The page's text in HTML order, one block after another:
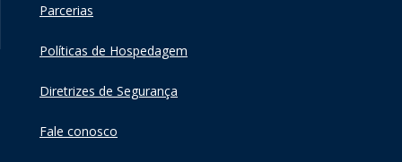
Parcerias
Políticas de Hospedagem
Diretrizes de Segurança
Fale conosco